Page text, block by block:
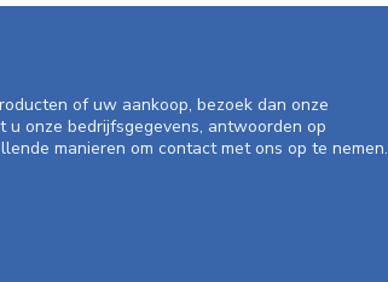
of uw aankoop, bezoek dan onze
u onze bedrijfsgegevens, antwoorden op
manieren om contact met ons op te nemen.